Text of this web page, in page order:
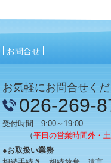
お問合せ
お気軽にお問合せく
026-269-
受付時間 9:00～19:00
（平日の営業時間外・
●お取扱い業務